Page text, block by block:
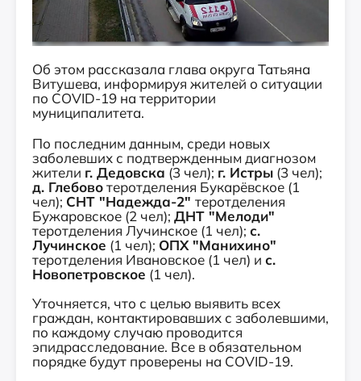
Об этом рассказала глава округа Татьяна
Витушева, информируя жителей о ситуации
по COVID-19 на территории
муниципалитета.
По последним данным, среди новых
заболевших с подтвержденным диагнозом
жители г. Дедовска (3 чел); г. Истры (3 чел);
д. Глебовотеротделения Букарёвское (1
чел); СНТ "Надежда-2" теротделения
Бужаровское (2 чел); ДНТ "Мелоди"
теротделения Лучинское (1 чел); с.
Лучинское (1 чел); ОПХ "Манихино"
теротделения Ивановское (1 чел) и с.
Новопетровское (1 чел).
Уточняется, что с целью выявить всех
граждан, контактировавших с заболевшими,
по каждому случаю проводится
эпидрасследование. Все в обязательном
порядке будут проверены на COVID-19.